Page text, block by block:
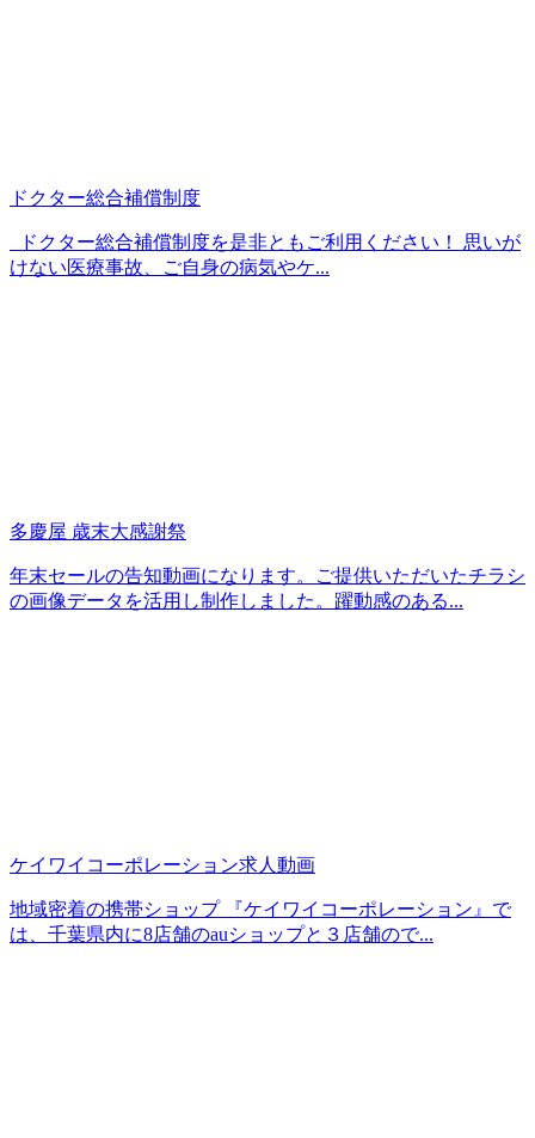
ドクター総合補償制度
ドクター総合補償制度を是非ともご利用ください！ 思いが
けない医療事故、ご自身の病気やケ...
多慶屋 歳末大感謝祭
年末セールの告知動画になります。ご提供いただいたチラシ
の画像データを活用し制作しました。躍動感のある...
ケイワイコーポレーション求人動画
地域密着の携帯ショップ 『ケイワイコーポレーション』で
は、千葉県内に8店舗のauショップと３店舗ので...